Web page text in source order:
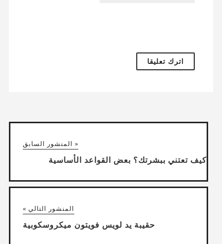
« المنشور السابق
كيف تعتني ببشرتك؟ بعض القواعد الأساسية
المنشور التالي »
حقيبة يد لويس فويتون ميكروسكوبية